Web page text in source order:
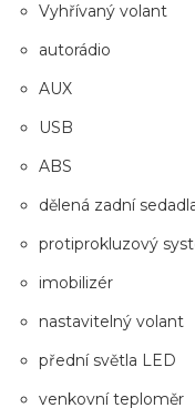
Vyhřívaný volant
autorádio
AUX
USB
ABS
dělená zadní
protiprokluzový
imobilizér
nastavitelný volant
přední světla LED
venkovní teploměr